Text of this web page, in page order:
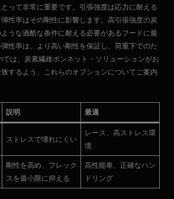
って非常に重要です。引張強度は応力に耐える
性率はその剛性に影響します。高引張強度の炭
うな過酷な条件に耐える必要があるフードに最
性率は、より高い剛性を保証し、荷重下でのた
は、炭素繊維ボンネット・ソリューションがお
するよう、これらのオプションについてご案内
説明 最適
ストレスで壊れにくい
レース、高ストレス環
境
剛性を高め、フレック
スを最小限に抑える
高性能車、正確なハン
ドリング